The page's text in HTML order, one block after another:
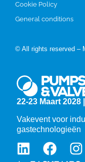
22-23 Maart
Vakevent voor
gastechnologieën
Cookie Policy
General conditions
© All rights reserved –